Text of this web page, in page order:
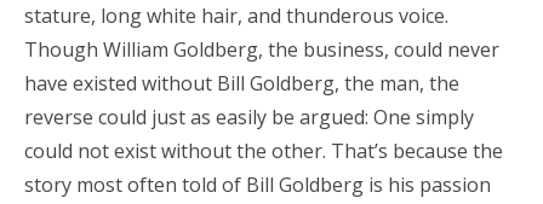
stature, long white hair, and thunderous voice.
Though William Goldberg, the business, could never
have existed without Bill Goldberg, the man, the
reverse could just as easily be argued: One simply
could not exist without the other. That’s because the
story most often told of Bill Goldberg is his passion